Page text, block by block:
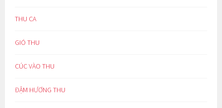
THU CA
GIÓ THU
CÚC VÀO THU
ĐẬM HƯƠNG THU